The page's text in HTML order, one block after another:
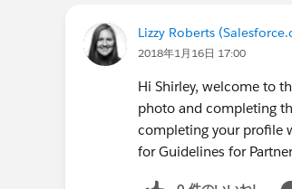
Lizzy Roberts
2018年1月16日 17:00
Hi Shirley, welcome to
photo and completing
completing your profile
for Guidelines for